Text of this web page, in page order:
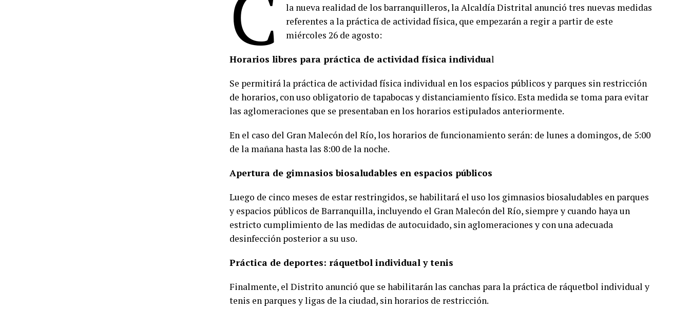
la nueva realidad de los barranquilleros, la Alcaldía Distrital anunció tres nuevas medidas
referentes a la práctica de actividad física, que empezarán a regir a partir de este
miércoles 26 de agosto:
Horarios libres para práctica de actividad física individual
Se permitirá la práctica de actividad física individual en los espacios públicos y parques sin restricción
de horarios, con uso obligatorio de tapabocas y distanciamiento físico. Esta medida se toma para evitar
las aglomeraciones que se presentaban en los horarios estipulados anteriormente.
En el caso del Gran Malecón del Río, los horarios de funcionamiento serán: de lunes a domingos, de 5:00
de la mañana hasta las 8:00 de la noche.
Apertura de gimnasios biosaludables en espacios públicos
Luego de cinco meses de estar restringidos, se habilitará el uso los gimnasios biosaludables en parques
y espacios públicos de Barranquilla, incluyendo el Gran Malecón del Río, siempre y cuando haya un
estricto cumplimiento de las medidas de autocuidado, sin aglomeraciones y con una adecuada
desinfección posterior a su uso.
Práctica de deportes: ráquetbol individual y tenis
Finalmente, el Distrito anunció que se habilitarán las canchas para la práctica de ráquetbol individual y
tenis en parques y ligas de la ciudad, sin horarios de restricción.